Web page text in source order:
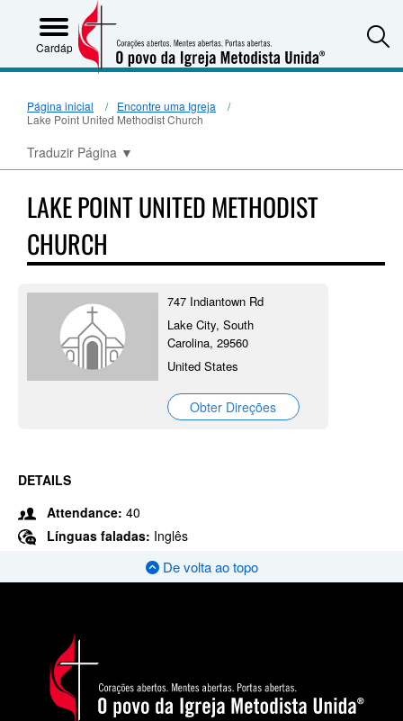
Cardápio
Página inicial
Encontre uma Igreja
Lake Point United Methodist Church
Traduzir Página ▼
LAKE POINT UNITED METHODIST
CHURCH
747 Indiantown Rd
Lake City, South
Carolina, 29560
United States
Obter Direções
DETAILS
Attendance: 40
Línguas faladas: Inglês
De volta ao topo